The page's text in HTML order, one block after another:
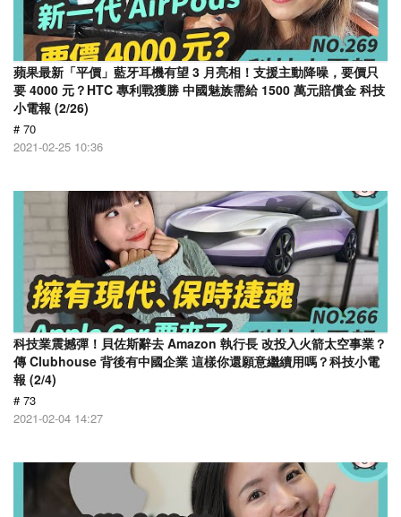
蘋果最新「平價」藍牙耳機有望 3 月亮相！支援主動降噪，要價只
要 4000 元？HTC 專利戰獲勝 中國魅族需給 1500 萬元賠償金 科技
小電報 (2/26)
# 70
2021-02-25 10:36
科技業震撼彈！貝佐斯辭去 Amazon 執行長 改投入火箭太空事業？
傳 Clubhouse 背後有中國企業 這樣你還願意繼續用嗎？科技小電
報 (2/4)
# 73
2021-02-04 14:27